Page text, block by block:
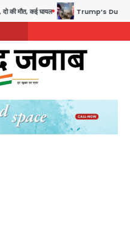
Trump’s Dual Crisis: ईरान युद्ध से नहीं